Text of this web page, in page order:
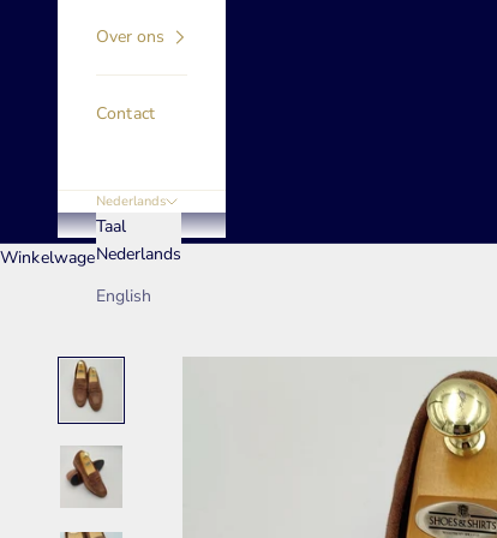
Over ons
Contact
Nederlands
Taal
Nederlands
English
Winkelwagen